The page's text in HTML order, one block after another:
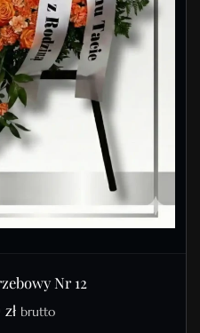
Nr 12
zł brutto